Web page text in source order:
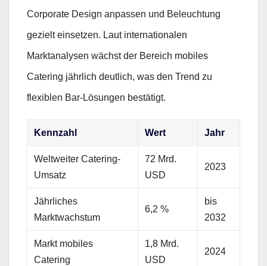
Corporate Design anpassen und Beleuchtung
gezielt einsetzen. Laut internationalen
Marktanalysen wächst der Bereich mobiles
Catering jährlich deutlich, was den Trend zu
flexiblen Bar-Lösungen bestätigt.
Kennzahl Wert Jahr
Weltweiter Catering-
Umsatz
72 Mrd.
USD
2023
Jährliches
Marktwachstum
6,2 %
bis
2032
Markt mobiles
Catering
1,8 Mrd.
USD
2024